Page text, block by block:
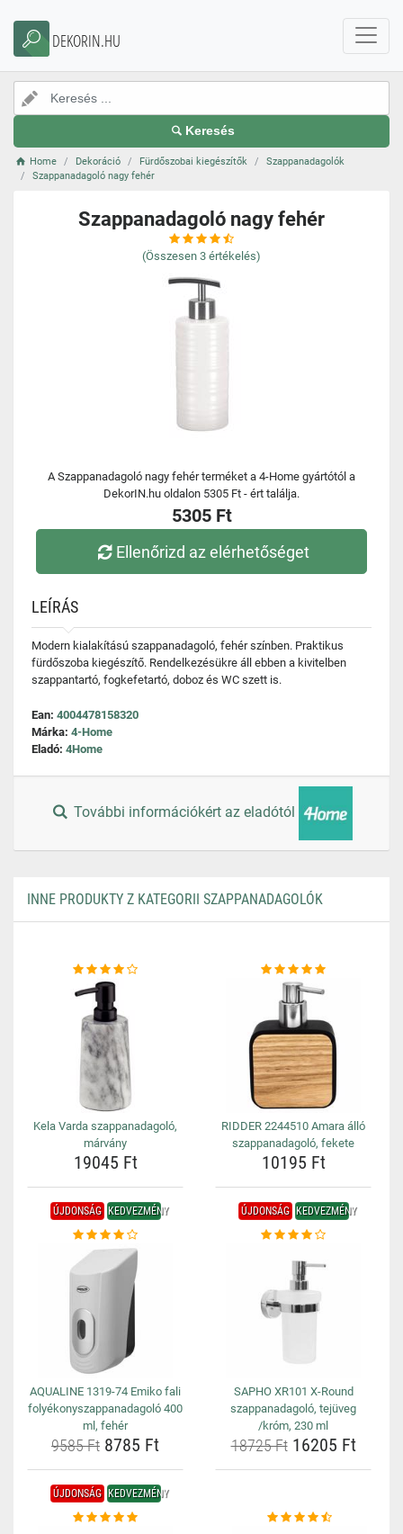
DEKORIN.HU
Keresés
Home Dekoráció Fürdőszobai kiegészítők
Szappanadagolók
Szappanadagoló nagy fehér
Szappanadagoló nagy fehér
(Összesen 3 értékelés)
A Szappanadagoló nagy fehér terméket a 4-Home gyártótól a
DekorIN.hu oldalon 5305 Ft - ért találja.
5305 Ft
Ellenőrizd az elérhetőséget
LEÍRÁS
Modern kialakítású szappanadagoló, fehér színben. Praktikus
fürdőszoba kiegészítő. Rendelkezésükre áll ebben a kivitelben
szappantartó, fogkefetartó, doboz és WC szett is.
Ean: 4004478158320
Márka: 4-Home
Eladó: 4Home
További információkért az eladótól
INNE PRODUKTY Z KATEGORII SZAPPANADAGOLÓK
Kela Varda szappanadagoló,
márvány
19045 Ft
RIDDER 2244510 Amara álló
szappanadagoló, fekete
10195 Ft
ÚJDONSÁG KEDVEZMÉNY
AQUALINE 1319-74 Emiko fali
folyékonyszappanadagoló 400
ml, fehér
9585 Ft 8785 Ft
ÚJDONSÁG KEDVEZMÉNY
SAPHO XR101 X-Round
szappanadagoló, tejüveg
/króm, 230 ml
18725 Ft16205 Ft
ÚJDONSÁG KEDVEZMÉNY